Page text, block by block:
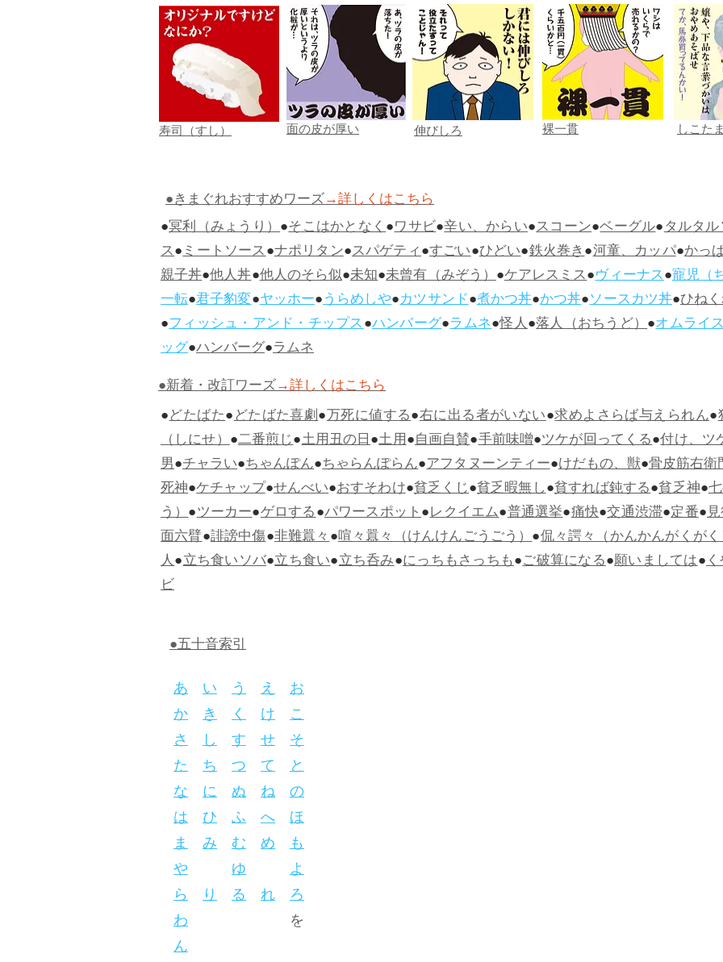
寿司（すし） 面の皮が厚い 伸びしろ 裸一貫 しこた
●きまぐれおすすめワーズ→詳しくはこちら
●冥利（みょうり）●そこはかとなく●ワサビ●辛い、からい●スコーン●ベーグル●タルタ
ス●ミートソース●ナポリタン●スパゲティ●すごい●ひどい●鉄火巻き●河童、カッパ●かっ
親子丼●他人丼●他人のそら似●未知●未曾有（みぞう）●ケアレスミス●ヴィーナス●寵児（
一転●君子豹変●ヤッホー●うらめしや●カツサンド●煮かつ丼●かつ丼●ソースカツ丼●ひね
●フィッシュ・アンド・チップス●ハンバーグ●ラムネ●怪人●落人（おちうど）●オムライ
ッグ●ハンバーグ●ラムネ
●新着・改訂ワーズ→詳しくはこちら
●どたばた●どたばた喜劇●万死に値する●右に出る者がいない●求めよさらば与えられん●
（しにせ）●二番煎じ●土用丑の日●土用●自画自賛●手前味噌●ツケが回ってくる●付け、ツ
男●チャラい●ちゃんぽん●ちゃらんぽらん●アフタヌーンティー●けだもの、獣●骨皮筋右衛
死神●ケチャップ●せんべい●おすそわけ●貧乏くじ●貧乏暇無し●貧すれば鈍する●貧乏神●
う）●ツーカー●ゲロする●パワースポット●レクイエム●普通選挙●痛快●交通渋滞●定番●
面六臂●誹謗中傷●非難囂々●喧々囂々（けんけんごうごう）●侃々諤々（かんかんがくが
人●立ち食いソバ●立ち食い●立ち呑み●にっちもさっちも●ご破算になる●願いましては●
ビ
●五十音索引
あ い う え お
か き く け こ
さ し す せ そ
た ち つ て と
な に ぬ ね の
は ひ ふ へ ほ
ま み む め も
や
ゆ
よ
ら り る れ ろ
わ を
ん